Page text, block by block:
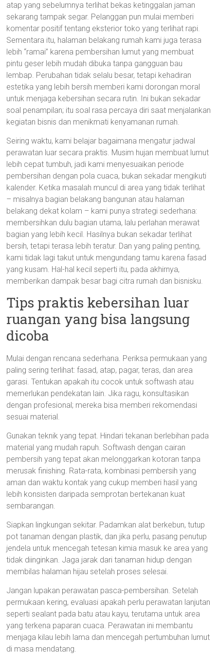
atap yang sebelumnya terlihat bekas ketinggalan jaman
sekarang tampak segar. Pelanggan pun mulai memberi
komentar positif tentang eksterior toko yang terlihat rapi.
Sementara itu, halaman belakang rumah kami juga terasa
lebih “ramai” karena pembersihan lumut yang membuat
pintu geser lebih mudah dibuka tanpa gangguan bau
lembap. Perubahan tidak selalu besar, tetapi kehadiran
estetika yang lebih bersih memberi kami dorongan moral
untuk menjaga kebersihan secara rutin. Ini bukan sekadar
soal penampilan; itu soal rasa percaya diri saat menjalankan
kegiatan bisnis dan menikmati kenyamanan rumah.
Seiring waktu, kami belajar bagaimana mengatur jadwal
perawatan luar secara praktis. Musim hujan membuat lumut
lebih cepat tumbuh, jadi kami menyesuaikan periode
pembersihan dengan pola cuaca, bukan sekadar mengikuti
kalender. Ketika masalah muncul di area yang tidak terlihat
– misalnya bagian belakang bangunan atau halaman
belakang dekat kolam – kami punya strategi sederhana:
membersihkan dulu bagian utama, lalu perlahan merawat
bagian yang lebih kecil. Hasilnya bukan sekadar terlihat
bersih, tetapi terasa lebih teratur. Dan yang paling penting,
kami tidak lagi takut untuk mengundang tamu karena fasad
yang kusam. Hal-hal kecil seperti itu, pada akhirnya,
memberikan dampak besar bagi citra rumah dan bisnisku.
Tips praktis kebersihan luar
ruangan yang bisa langsung
dicoba
Mulai dengan rencana sederhana. Periksa permukaan yang
paling sering terlihat: fasad, atap, pagar, teras, dan area
garasi. Tentukan apakah itu cocok untuk softwash atau
memerlukan pendekatan lain. Jika ragu, konsultasikan
dengan profesional; mereka bisa memberi rekomendasi
sesuai material.
Gunakan teknik yang tepat. Hindari tekanan berlebihan pada
material yang mudah rapuh. Softwash dengan cairan
pembersih yang tepat akan melonggarkan kotoran tanpa
merusak finishing. Rata-rata, kombinasi pembersih yang
aman dan waktu kontak yang cukup memberi hasil yang
lebih konsisten daripada semprotan bertekanan kuat
sembarangan.
Siapkan lingkungan sekitar. Padamkan alat berkebun, tutup
pot tanaman dengan plastik, dan jika perlu, pasang penutup
jendela untuk mencegah tetesan kimia masuk ke area yang
tidak diinginkan. Jaga jarak dari tanaman hidup dengan
membilas halaman hijau setelah proses selesai.
Jangan lupakan perawatan pasca-pembersihan. Setelah
permukaan kering, evaluasi apakah perlu perawatan lanjutan
seperti sealant pada batu atau kayu, terutama untuk area
yang terkena paparan cuaca. Perawatan ini membantu
menjaga kilau lebih lama dan mencegah pertumbuhan lumut
di masa mendatang.